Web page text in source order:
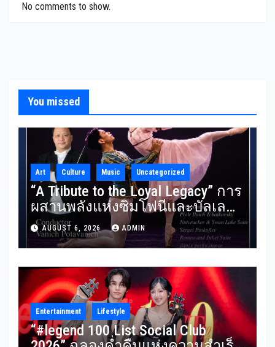
No comments to show.
You missed
Art Culture Music Uncategorized
“A Tribute to the Loyal Legacy” การ
ผสานพลังแห่งซิมโฟนีและบัลเลต์
RBSO ร่วม Bangkok City Ballet
ถ่ายทอดบทประพันธ์อมตะอย่าง
สง่างาม
AUGUST 6, 2026 ADMIN
Entertainment Lifestyle
“#legend 100 List Social Club